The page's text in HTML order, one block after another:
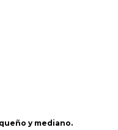
y mediano.